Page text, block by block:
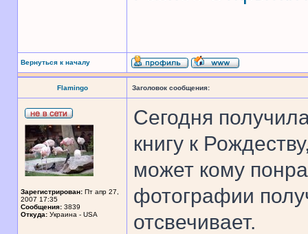
Вернуться к началу
Flamingo Заголовок сообщения:
Зарегистрирован: Пт апр 27,
2007 17:35
Сообщения: 3839
Откуда: Украина - USA
Сегодня
книгу к
может кому
фотографии
отсвечивает.